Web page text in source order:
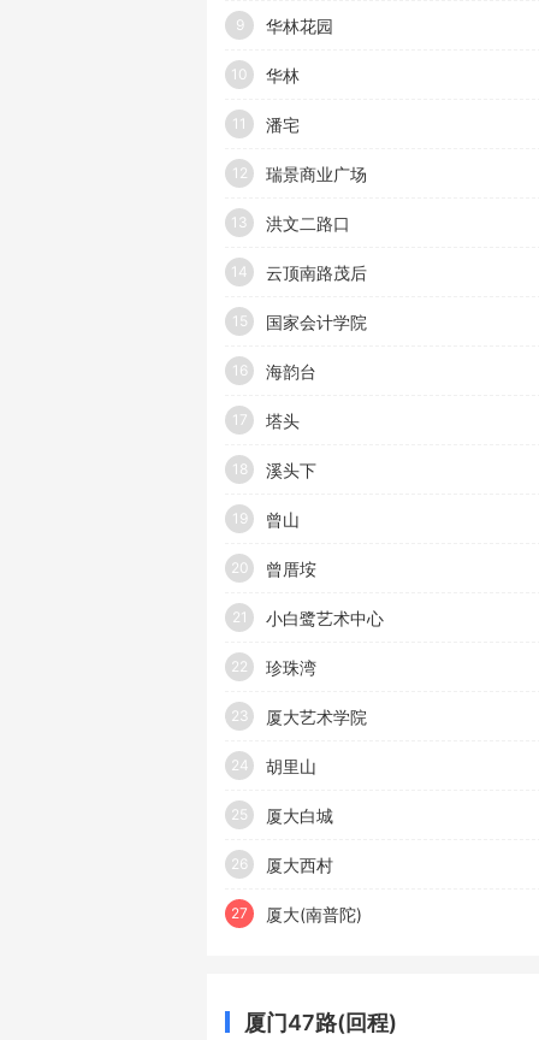
9 华林花园
10 华林
11 潘宅
12 瑞景商业广场
13 洪文二路口
14 云顶南路茂后
15 国家会计学院
16 海韵台
17 塔头
18 溪头下
19 曾山
20 曾厝垵
21 小白鹭艺术中心
22 珍珠湾
23 厦大艺术学院
24 胡里山
25 厦大白城
26 厦大西村
27 厦大(南普陀)
厦门47路(回程)